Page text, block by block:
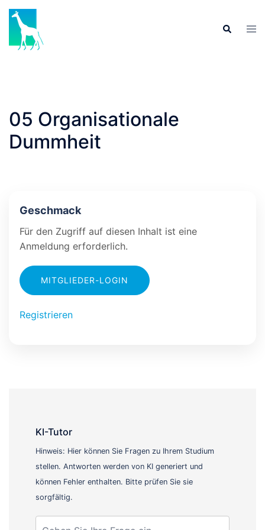
Skip
content
Search
05 Organisationale
Dummheit
Geschmack
Für den Zugriff auf diesen Inhalt ist eine
Anmeldung erforderlich.
MITGLIEDER-LOGIN
Registrieren
KI-Tutor
Hinweis: Hier können Sie Fragen zu Ihrem Studium
stellen. Antworten werden von KI generiert und
können Fehler enthalten. Bitte prüfen Sie sie
sorgfältig.